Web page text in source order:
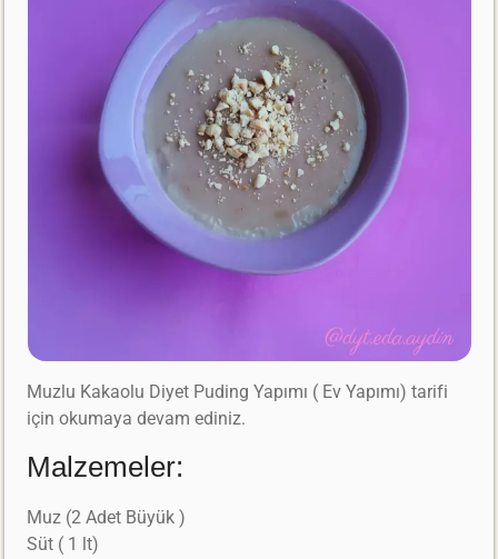
Muzlu Kakaolu Diyet Puding Yapımı ( Ev Yapımı) tarifi
için okumaya devam ediniz.
Malzemeler:
Muz (2 Adet Büyük )
Süt ( 1 lt)